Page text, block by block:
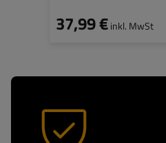
37,99 €inkl. MwSt